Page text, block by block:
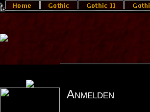
Anmelden